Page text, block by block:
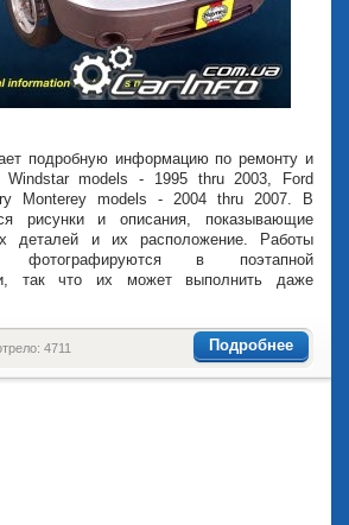
подробную информацию по ремонту и
Windstar models - 1995 thru 2003, Ford
Monterey models - 2004 thru 2007. В
рисунки и описания, показывающие
деталей и их расположение. Работы
фотографируются в поэтапной
так что их может выполнить даже
Подробнее
4711